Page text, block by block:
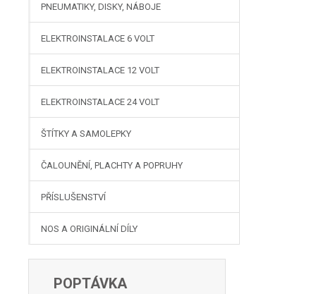
PNEUMATIKY, DISKY, NÁBOJE
ELEKTROINSTALACE 6 VOLT
ELEKTROINSTALACE 12 VOLT
ELEKTROINSTALACE 24 VOLT
ŠTÍTKY A SAMOLEPKY
ČALOUNĚNÍ, PLACHTY A POPRUHY
PŘÍSLUŠENSTVÍ
NOS A ORIGINÁLNÍ DÍLY
POPTÁVKA